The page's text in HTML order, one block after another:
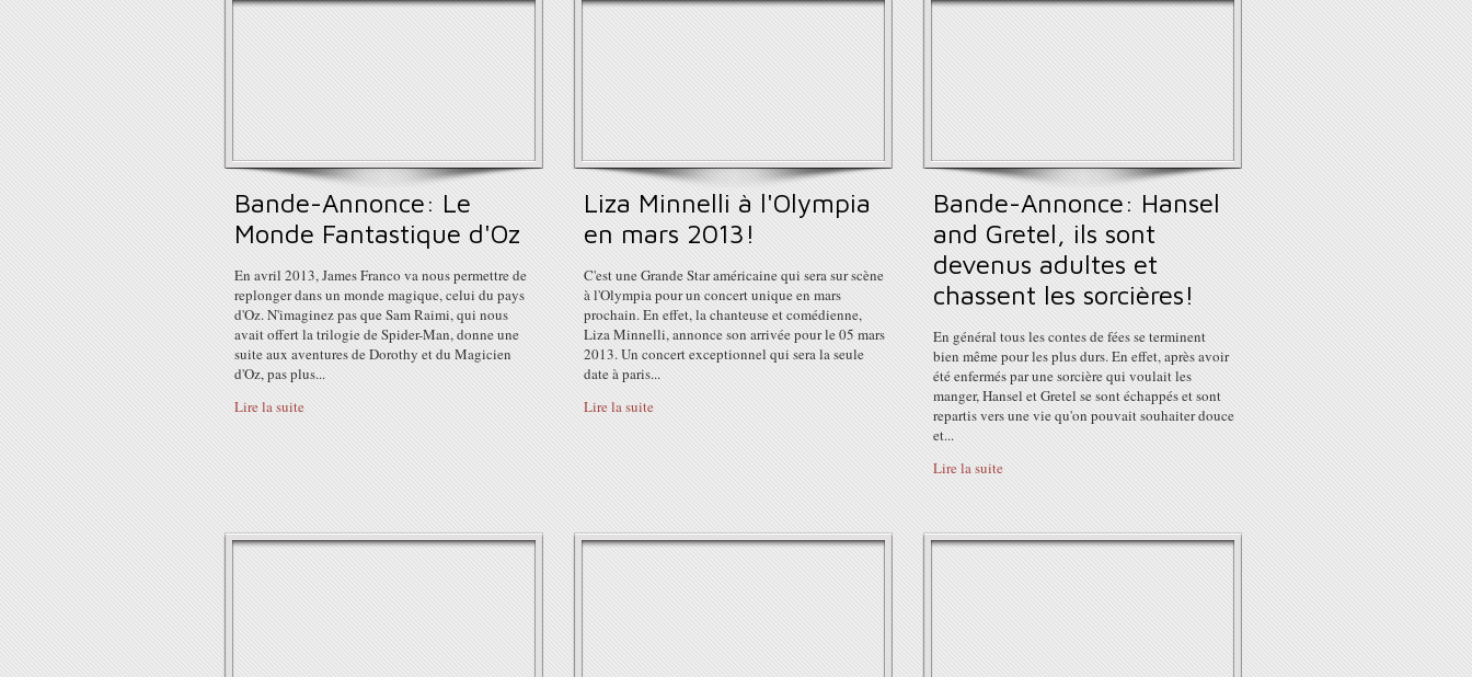
Bande-Annonce: Le
Monde Fantastique d'Oz
En avril 2013, James Franco va nous permettre de
replonger dans un monde magique, celui du pays
d'Oz. N'imaginez pas que Sam Raimi, qui nous
avait offert la trilogie de Spider-Man, donne une
suite aux aventures de Dorothy et du Magicien
d'Oz, pas plus...
Lire la suite
Liza Minnelli à l'Olympia
en mars 2013!
C'est une Grande Star américaine qui sera sur scène
à l'Olympia pour un concert unique en mars
prochain. En effet, la chanteuse et comédienne,
Liza Minnelli, annonce son arrivée pour le 05 mars
2013. Un concert exceptionnel qui sera la seule
date à paris...
Lire la suite
Bande-Annonce: Hansel
and Gretel, ils sont
devenus adultes et
chassent les sorcières!
En général tous les contes de fées se terminent
bien même pour les plus durs. En effet, après avoir
été enfermés par une sorcière qui voulait les
manger, Hansel et Gretel se sont échappés et sont
repartis vers une vie qu'on pouvait souhaiter douce
et...
Lire la suite